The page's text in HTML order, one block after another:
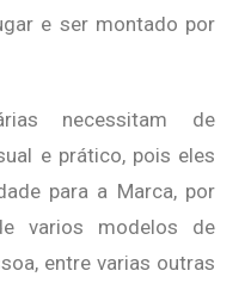
e ser montado por
necessitam de
e prático, pois eles
para a Marca, por
varios modelos de
entre varias outras